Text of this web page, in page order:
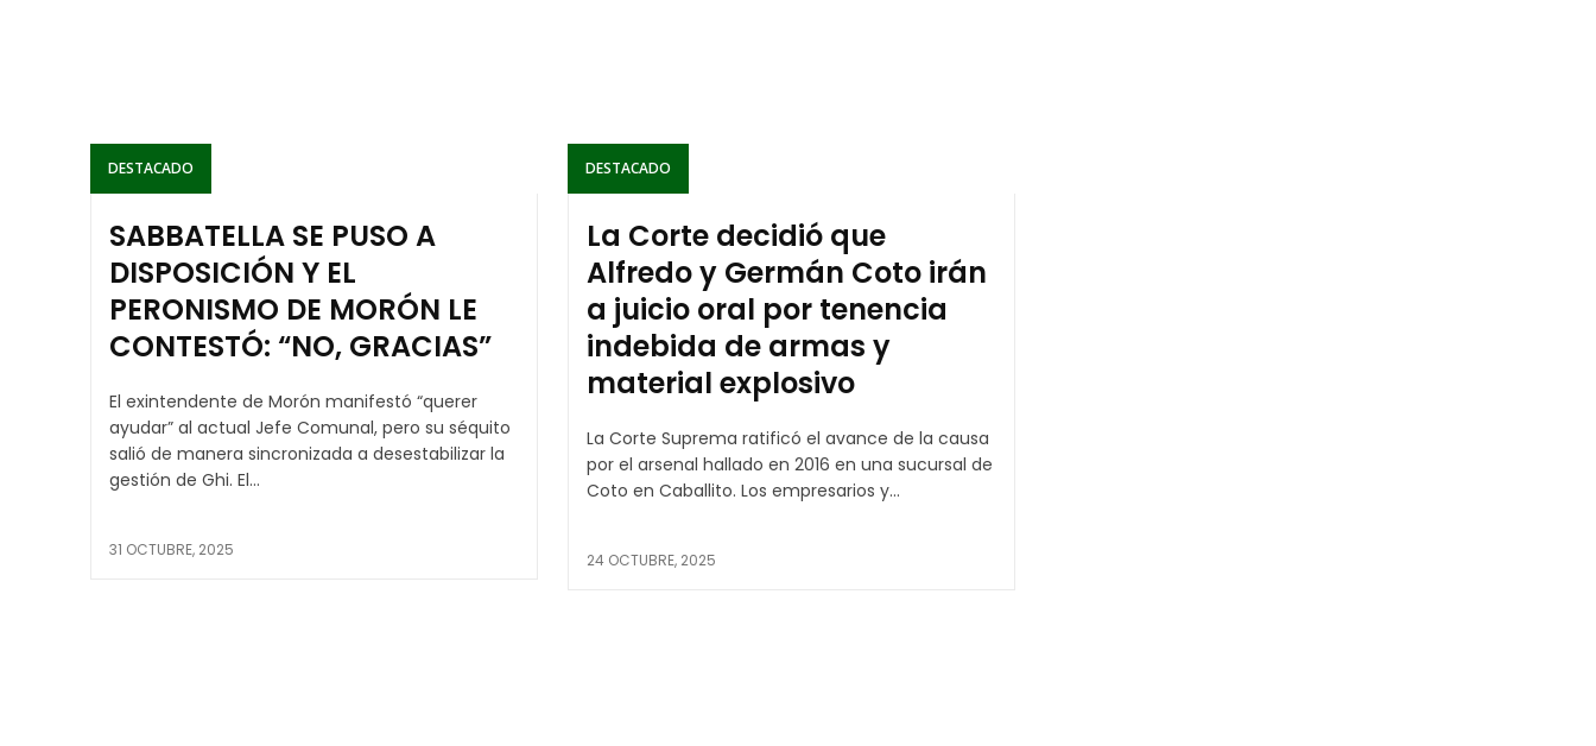
DESTACADO
SABBATELLA SE PUSO A
DISPOSICIÓN Y EL
PERONISMO DE MORÓN LE
CONTESTÓ: “NO, GRACIAS”
El exintendente de Morón manifestó “querer
ayudar” al actual Jefe Comunal, pero su séquito
salió de manera sincronizada a desestabilizar la
gestión de Ghi. El...
31 OCTUBRE, 2025
DESTACADO
La Corte decidió que
Alfredo y Germán Coto irán
a juicio oral por tenencia
indebida de armas y
material explosivo
La Corte Suprema ratificó el avance de la causa
por el arsenal hallado en 2016 en una sucursal de
Coto en Caballito. Los empresarios y...
24 OCTUBRE, 2025